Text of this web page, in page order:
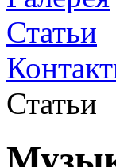
Статьи
Статьи